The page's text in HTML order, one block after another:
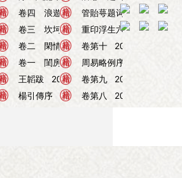
浮生六记
卷四 浪遊記快
2026年08月05日
浮生六记
卷三 坎坷記愁
2026年08月05日
浮生六记
卷二 閑情記趣
2026年08月05日
浮生六记
卷一 閨房記樂
2026年08月05日
浮生六记
王韜跋
2026年08月05日
浮生六记
楊引傳序 2026年08月05日
浮生六记
管貽萼题词
2026年08
浮生六记
重印浮生六記
2026年
周易
卷第十
2026年08月02
周易
周易略例序
周易
卷第九
2026年08月02
周易
卷第八 2026年08月02